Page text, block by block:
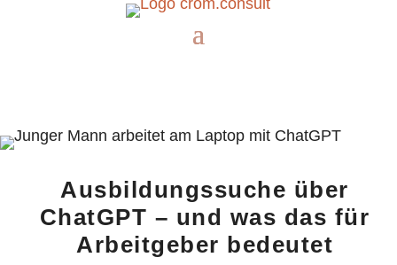
Ausbildungssuche über
ChatGPT – und was das für
Arbeitgeber bedeutet